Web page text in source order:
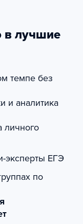
в лучшие
темпе без
и аналитика
личного
эксперты ЕГЭ
по